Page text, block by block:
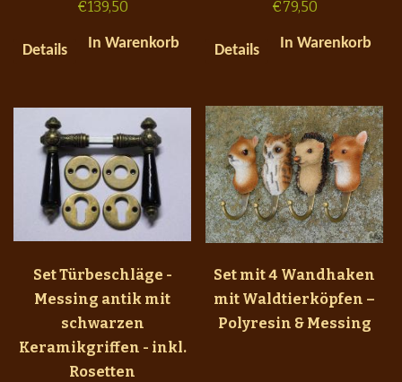
€139,50
Details In Warenkorb
€79,50
Details In Warenkorb
Set Türbeschläge -
Messing antik mit
schwarzen
Keramikgriffen - inkl.
Rosetten
Set mit 4 Wandhaken
mit Waldtierköpfen –
Polyresin & Messing